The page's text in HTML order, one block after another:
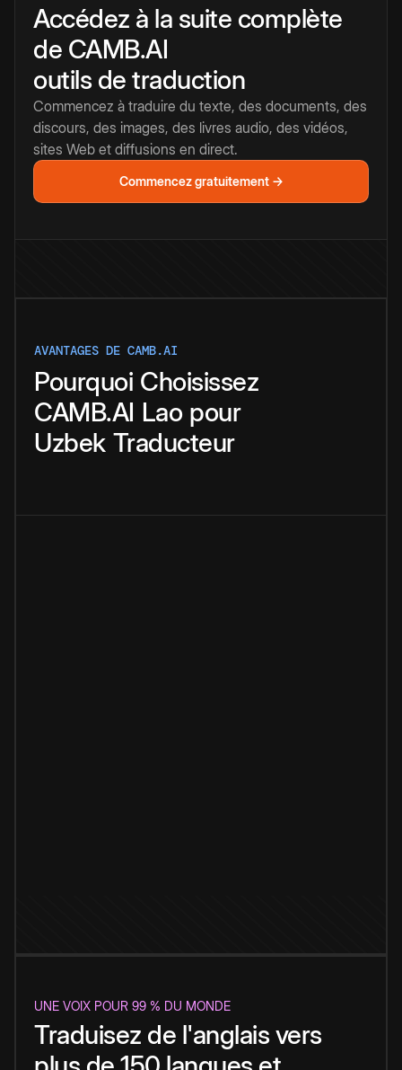
Accédez à la suite complète
de CAMB.AI
outils de traduction
Commencez à traduire du texte, des documents, des
discours, des images, des livres audio, des vidéos,
sites Web et diffusions en direct.
Commencez gratuitement →
AVANTAGES DE CAMB.AI
Pourquoi Choisissez
CAMB.AI Lao pour
Uzbek Traducteur
UNE VOIX POUR 99 % DU MONDE
Traduisez de l'anglais vers